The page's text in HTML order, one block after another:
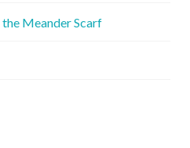
Meander Scarf